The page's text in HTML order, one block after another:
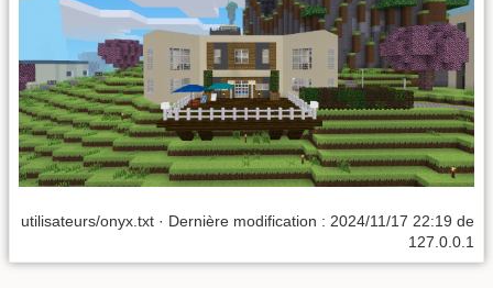
utilisateurs/onyx.txt · Dernière modification : 2024/11/17 22:19 de
127.0.0.1